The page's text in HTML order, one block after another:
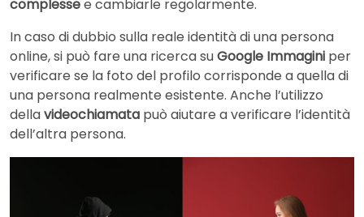
complessee cambiarle regolarmente.
In caso di dubbio sulla reale identità di una persona
online, si può fare una ricerca suGoogle Immagini per
verificare se la foto del profilo corrisponde a quella di
una persona realmente esistente. Anche l’utilizzo
dellavideochiamata può aiutare a verificare l’identità
dell’altra persona.